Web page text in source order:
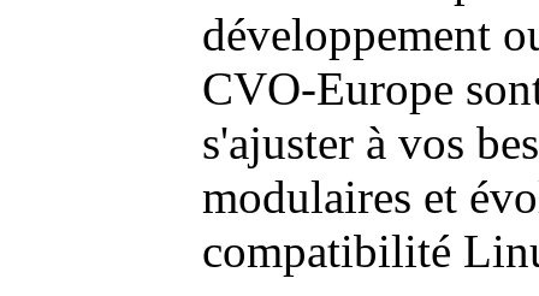
développement
CVO-Europe
s'ajuster à vos
modulaires et
compatibilité